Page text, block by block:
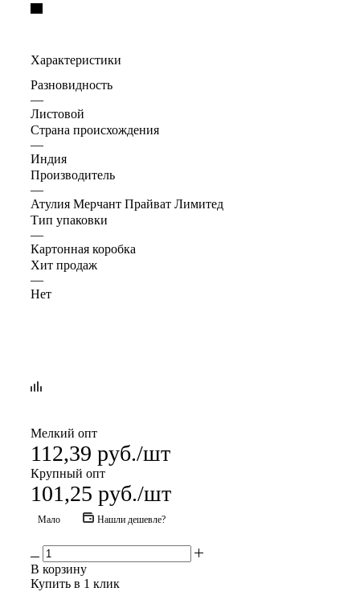
Характеристики
Разновидность
—
Листовой
Страна происхождения
—
Индия
Производитель
—
Атулия Мерчант Прайват Лимитед
Тип упаковки
—
Картонная коробка
Хит продаж
—
Нет
Мелкий опт
112,39 руб./шт
Крупный опт
101,25 руб./шт
Мало Нашли дешевле?
В корзину
Купить в 1 клик